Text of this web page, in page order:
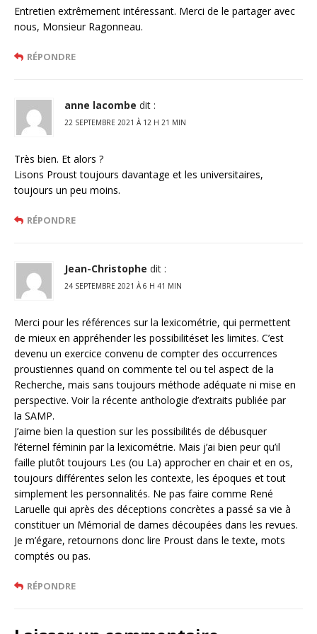
Entretien extrêmement intéressant. Merci de le partager avec
nous, Monsieur Ragonneau.
RÉPONDRE
anne lacombe dit :
22 SEPTEMBRE 2021 À 12 H 21 MIN
Très bien. Et alors ?
Lisons Proust toujours davantage et les universitaires,
toujours un peu moins.
RÉPONDRE
Jean-Christophe dit :
24 SEPTEMBRE 2021 À 6 H 41 MIN
Merci pour les références sur la lexicométrie, qui permettent
de mieux en appréhender les possibilitéset les limites. C’est
devenu un exercice convenu de compter des occurrences
proustiennes quand on commente tel ou tel aspect de la
Recherche, mais sans toujours méthode adéquate ni mise en
perspective. Voir la récente anthologie d’extraits publiée par
la SAMP.
J’aime bien la question sur les possibilités de débusquer
l’éternel féminin par la lexicométrie. Mais j’ai bien peur qu’il
faille plutôt toujours Les (ou La) approcher en chair et en os,
toujours différentes selon les contexte, les époques et tout
simplement les personnalités. Ne pas faire comme René
Laruelle qui après des déceptions concrètes a passé sa vie à
constituer un Mémorial de dames découpées dans les revues.
Je m’égare, retournons donc lire Proust dans le texte, mots
comptés ou pas.
RÉPONDRE